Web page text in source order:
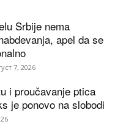
Srbije nema
apel da se
7, 2026
i proučavanje ptica
je ponovo na slobodi